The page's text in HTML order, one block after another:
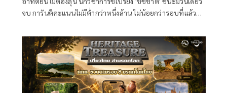
จบ การันตีคะแนนไม่มีต่ำกว่าหนึ่งล้าน ไม่น้อยกว่ารอบที่แล้ว
แดง เบียดกันเข้มข้น